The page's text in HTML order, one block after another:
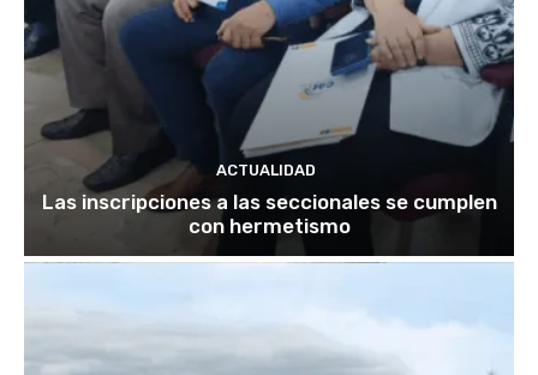
ACTUALIDAD
Las inscripciones a las seccionales se cumplen
con hermetismo